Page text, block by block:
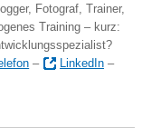
Fotograf, Trainer,
Training – kurz:
– LinkedIn –